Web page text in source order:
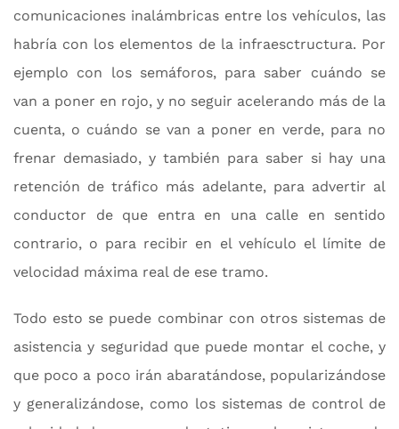
comunicaciones inalámbricas entre los vehículos, las
habría con los elementos de la infraesctructura. Por
ejemplo con los semáforos, para saber cuándo se
van a poner en rojo, y no seguir acelerando más de la
cuenta, o cuándo se van a poner en verde, para no
frenar demasiado, y también para saber si hay una
retención de tráfico más adelante, para advertir al
conductor de que entra en una calle en sentido
contrario, o para recibir en el vehículo el límite de
velocidad máxima real de ese tramo.
Todo esto se puede combinar con otros sistemas de
asistencia y seguridad que puede montar el coche, y
que poco a poco irán abaratándose, popularizándose
y generalizándose, como los sistemas de control de